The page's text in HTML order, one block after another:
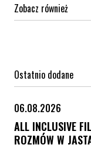
Zobacz również
Ostatnio dodane
06.08.2026
ALL INCLUSIVE
ROZMÓW W